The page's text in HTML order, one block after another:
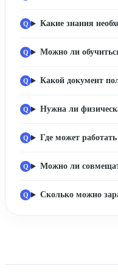
Какие знания
Можно ли
Какой документ
Нужна ли
Где может
Можно ли
Сколько можно